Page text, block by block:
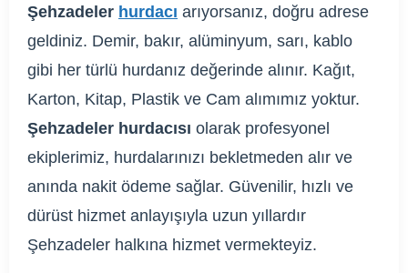
Şehzadeler hurdacı arıyorsanız, doğru adrese
geldiniz. Demir, bakır, alüminyum, sarı, kablo
gibi her türlü hurdanız değerinde alınır. Kağıt,
Karton, Kitap, Plastik ve Cam alımımız yoktur.
Şehzadeler hurdacısı olarak profesyonel
ekiplerimiz, hurdalarınızı bekletmeden alır ve
anında nakit ödeme sağlar. Güvenilir, hızlı ve
dürüst hizmet anlayışıyla uzun yıllardır
Şehzadeler halkına hizmet vermekteyiz.